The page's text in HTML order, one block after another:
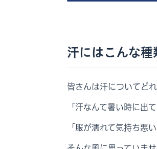
汗にはこんな
皆さんは汗についてど
「汗なんて暑い時に出
「服が濡れて気持ち悪